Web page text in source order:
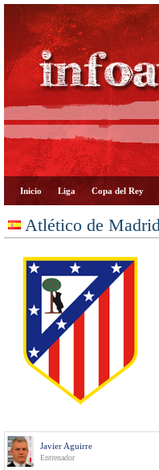
Inicio Liga Copa del Rey
Atlético de
Javier Aguirre
Entrenador